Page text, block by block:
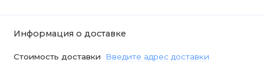
Информация о доставке
Стоимость доставки Введите адрес доставки